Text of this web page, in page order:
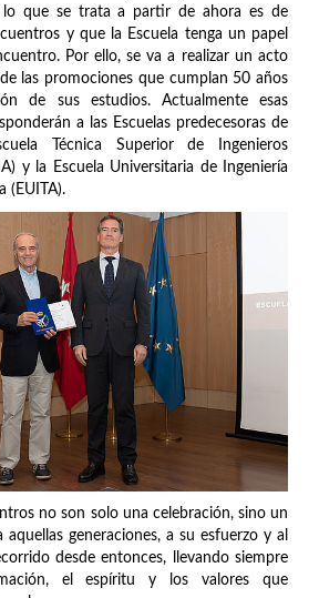
lo que se trata a partir de ahora es de
y que la Escuela tenga un papel
Por ello, se va a realizar un acto
las promociones que cumplan 50 años
de sus estudios. Actualmente esas
a las Escuelas predecesoras de
Técnica Superior de Ingenieros
y la Escuela Universitaria de Ingeniería
(EUITA).
no son solo una celebración, sino un
aquellas generaciones, a su esfuerzo y al
desde entonces, llevando siempre
el espíritu y los valores que